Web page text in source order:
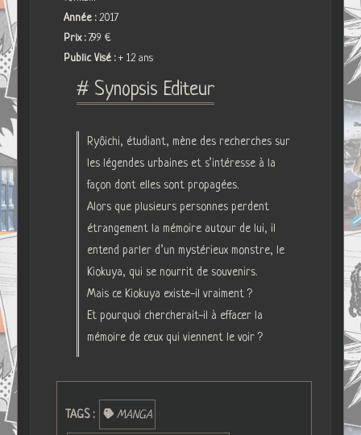
Année :2017
Prix :7.99 €
Public Visé :+ 12 ans
# Synopsis Editeur
Ryôichi, étudiant, mène des recherches sur
les légendes urbaines et s’intéresse à la
façon dont elles sont propagées.
Alors que plusieurs personnes perdent
étrangement la mémoire autour de lui, il
entend parler d’un mystérieux monstre, le
Kiokuya, qui se nourrit de souvenirs.
Mais ce Kiokuya existe-il vraiment ?
Et pourquoi chercherait-il à effacer la
mémoire de ceux qui viennent le voir ?
TAGS : MANGA